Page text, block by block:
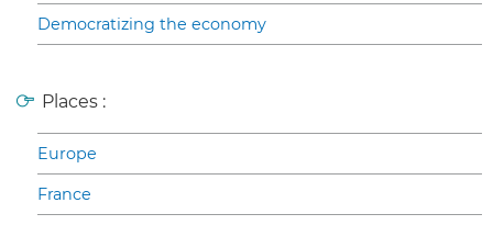
Democratizing the economy
Places :
Europe
France